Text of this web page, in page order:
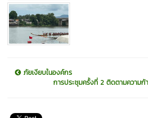
ภัยเงียบในองค์กร
การประชุมครั้งที่ 2 ติดตามความก้